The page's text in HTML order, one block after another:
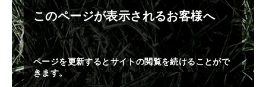
このページが表示されるお客様へ
ページを更新するとサイトの閲覧を続けることがで
きます。